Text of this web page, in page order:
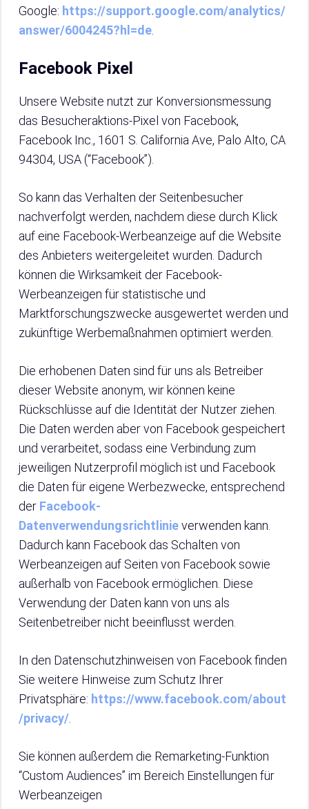
Google: https://support.google.com/analytics/
answer/6004245?hl=de
Facebook Pixel
Unsere Website nutzt zur Konversionsmessung
das Besucheraktions-Pixel von Facebook,
Facebook Inc., 1601 S. California Ave, Palo Alto, CA
94304, USA (“Facebook”).
So kann das Verhalten der Seitenbesucher
nachverfolgt werden, nachdem diese durch Klick
auf eine Facebook-Werbeanzeige auf die Website
des Anbieters weitergeleitet wurden. Dadurch
können die Wirksamkeit der Facebook-
Werbeanzeigen für statistische und
Marktforschungszwecke ausgewertet werden und
zukünftige Werbemaßnahmen optimiert werden.
Die erhobenen Daten sind für uns als Betreiber
dieser Website anonym, wir können keine
Rückschlüsse auf die Identität der Nutzer ziehen.
Die Daten werden aber von Facebook gespeichert
und verarbeitet, sodass eine Verbindung zum
jeweiligen Nutzerprofil möglich ist und Facebook
die Daten für eigene Werbezwecke, entsprechend
der Facebook-
Datenverwendungsrichtlinieverwenden kann.
Dadurch kann Facebook das Schalten von
Werbeanzeigen auf Seiten von Facebook sowie
außerhalb von Facebook ermöglichen. Diese
Verwendung der Daten kann von uns als
Seitenbetreiber nicht beeinflusst werden.
In den Datenschutzhinweisen von Facebook finden
Sie weitere Hinweise zum Schutz Ihrer
Privatsphäre: https://www.facebook.com/about
/privacy/
Sie können außerdem die Remarketing-Funktion
“Custom Audiences” im Bereich Einstellungen für
Werbeanzeigen